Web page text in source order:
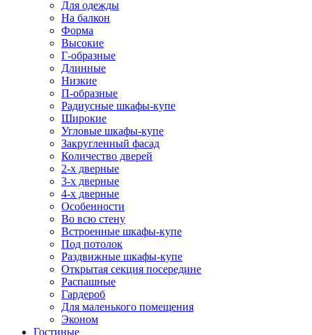
Для одежды
На балкон
Форма
Высокие
Г-образные
Длинные
Низкие
П-образные
Радиусные шкафы-купе
Широкие
Угловые шкафы-купе
Закругленный фасад
Количество дверей
2-х дверные
3-х дверные
4-х дверные
Особенности
Во всю стену
Встроенные шкафы-купе
Под потолок
Раздвижные шкафы-купе
Открытая секция посередине
Распашные
Гардероб
Для маленького помещения
Эконом
Гостиные